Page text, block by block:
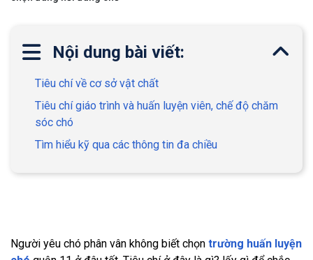
Nội dung bài viết:
Tiêu chí về cơ sở vật chất
Tiêu chí giáo trình và huấn luyện viên, chế độ chăm
sóc chó
Tìm hiểu kỹ qua các thông tin đa chiều
Người yêu chó phân vân không biết chọn trường huấn luyện